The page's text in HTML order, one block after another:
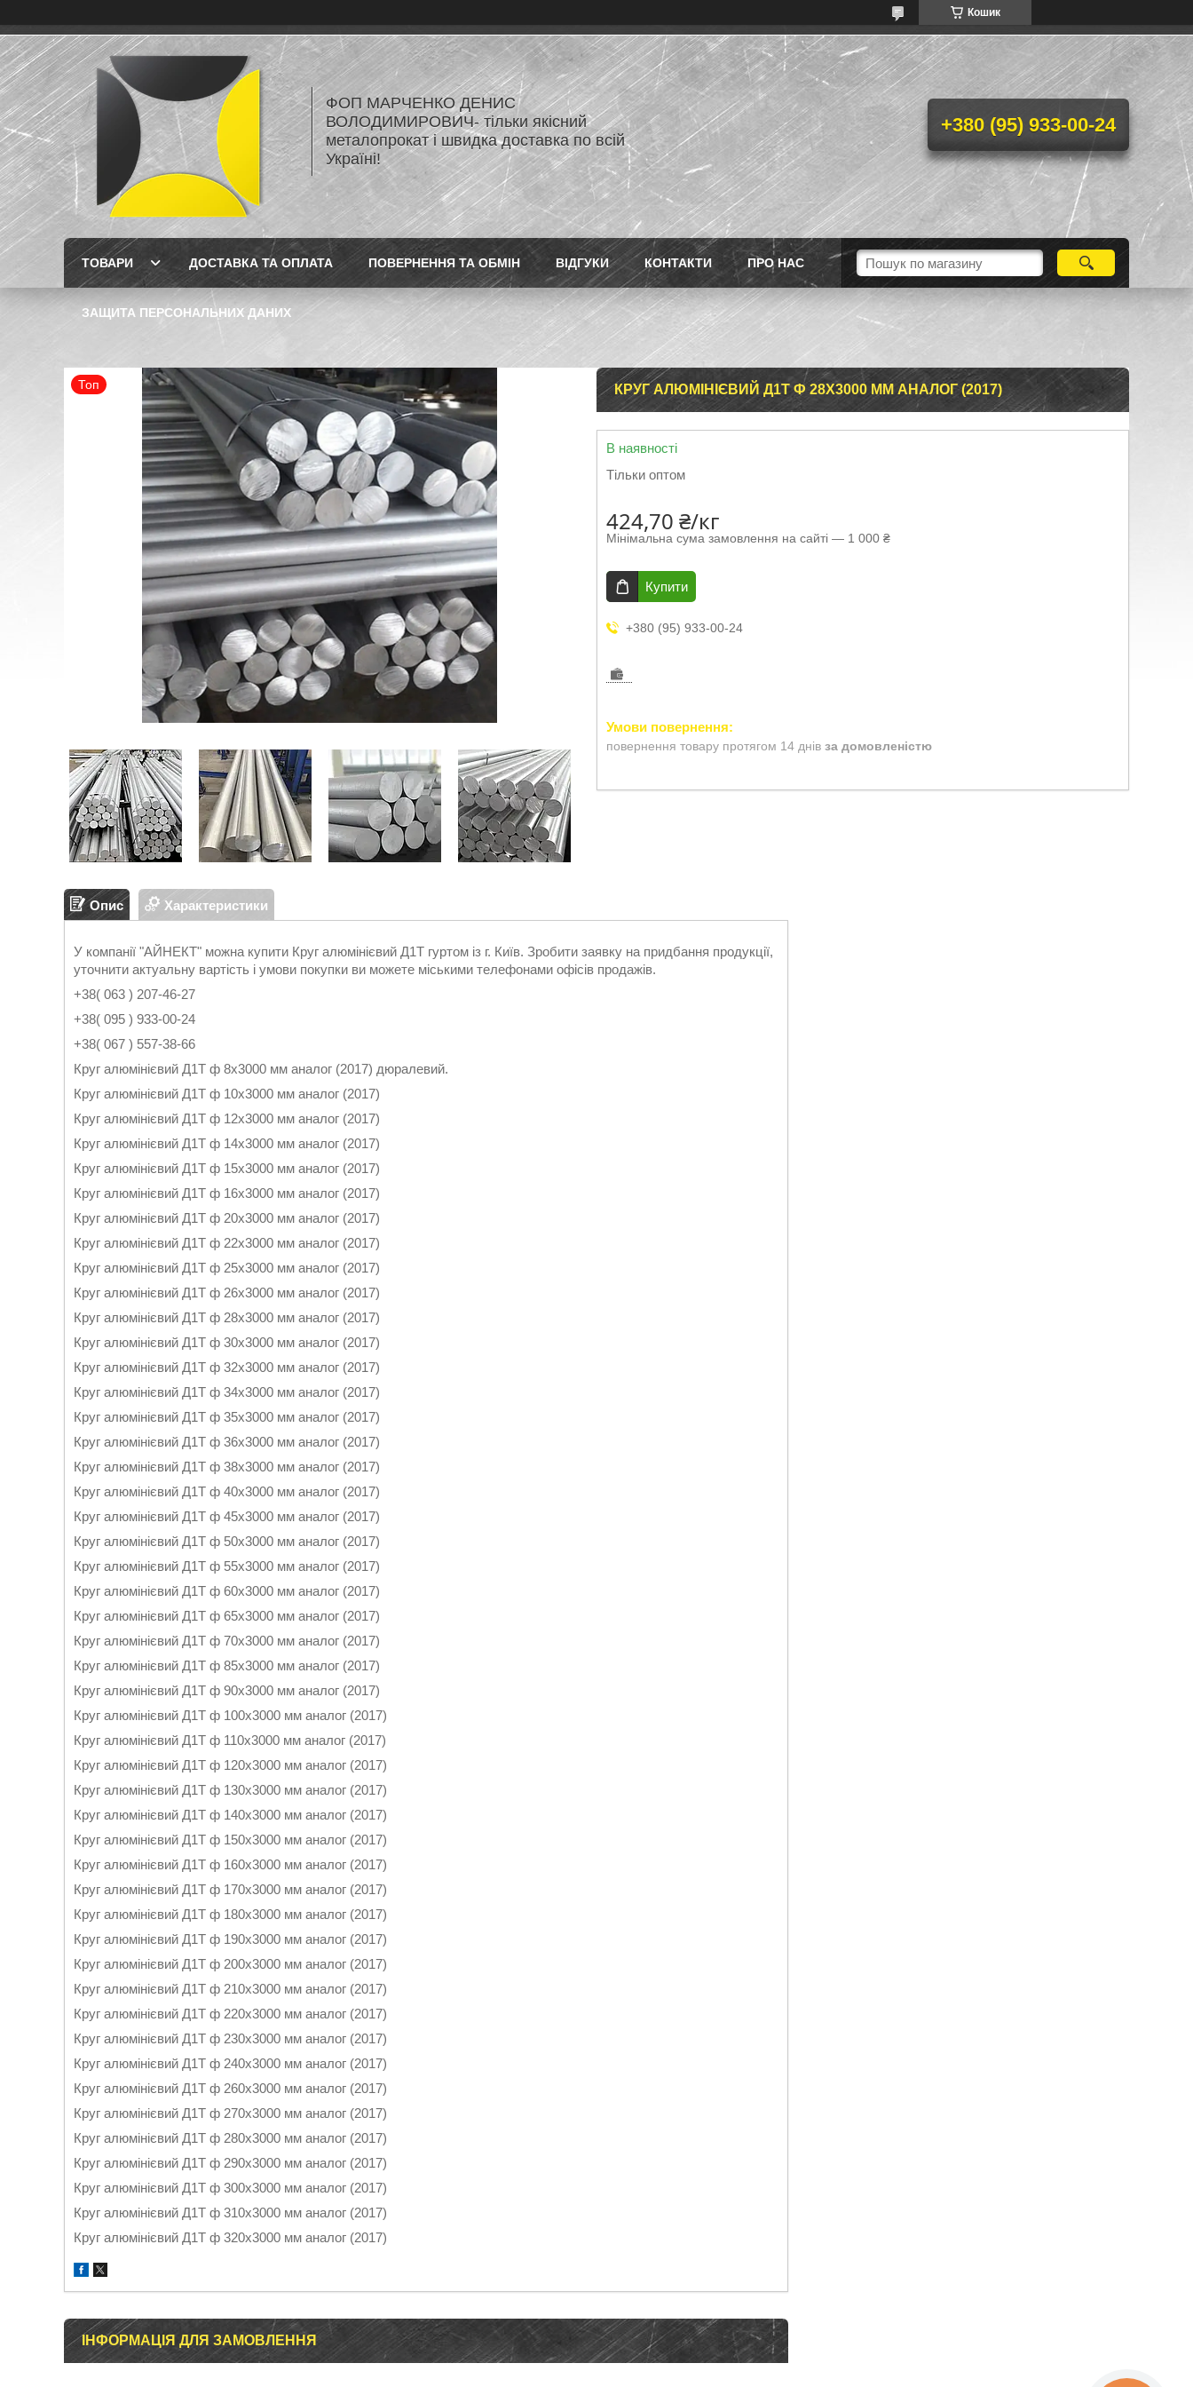
Кошик
ФОП МАРЧЕНКО ДЕНИС
ВОЛОДИМИРОВИЧ- тільки якісний
металопрокат і швидка доставка по всій
Україні!
+380 (95) 933-00-24
ТОВАРИ ДОСТАВКА ТА ОПЛАТА ПОВЕРНЕННЯ ТА ОБМІН ВІДГУКИ КОНТАКТИ ПРО НАС
ЗАЩИТА ПЕРСОНАЛЬНИХ ДАНИХ
Топ КРУГ АЛЮМІНІЄВИЙ Д1Т Ф 28Х3000 ММ АНАЛОГ (2017)
В наявності
Тільки оптом
424,70 ₴/кг
Мінімальна сума замовлення на сайті — 1 000 ₴
Купити
+380 (95) 933-00-24
повернення товару протягом 14 днів за домовленістю
Опис Характеристики
У компанії "АЙНЕКТ" можна купити Круг алюмінієвий Д1Т гуртом із г. Київ. Зробити заявку на придбання продукції,
уточнити актуальну вартість і умови покупки ви можете міськими телефонами офісів продажів.
+38( 063 ) 207-46-27
+38( 095 ) 933-00-24
+38( 067 ) 557-38-66
Круг алюмінієвий Д1Т ф 8х3000 мм аналог (2017) дюралевий.
Круг алюмінієвий Д1Т ф 10х3000 мм аналог (2017)
Круг алюмінієвий Д1Т ф 12х3000 мм аналог (2017)
Круг алюмінієвий Д1Т ф 14х3000 мм аналог (2017)
Круг алюмінієвий Д1Т ф 15х3000 мм аналог (2017)
Круг алюмінієвий Д1Т ф 16х3000 мм аналог (2017)
Круг алюмінієвий Д1Т ф 20х3000 мм аналог (2017)
Круг алюмінієвий Д1Т ф 22х3000 мм аналог (2017)
Круг алюмінієвий Д1Т ф 25х3000 мм аналог (2017)
Круг алюмінієвий Д1Т ф 26х3000 мм аналог (2017)
Круг алюмінієвий Д1Т ф 28х3000 мм аналог (2017)
Круг алюмінієвий Д1Т ф 30х3000 мм аналог (2017)
Круг алюмінієвий Д1Т ф 32х3000 мм аналог (2017)
Круг алюмінієвий Д1Т ф 34х3000 мм аналог (2017)
Круг алюмінієвий Д1Т ф 35х3000 мм аналог (2017)
Круг алюмінієвий Д1Т ф 36х3000 мм аналог (2017)
Круг алюмінієвий Д1Т ф 38х3000 мм аналог (2017)
Круг алюмінієвий Д1Т ф 40х3000 мм аналог (2017)
Круг алюмінієвий Д1Т ф 45х3000 мм аналог (2017)
Круг алюмінієвий Д1Т ф 50х3000 мм аналог (2017)
Круг алюмінієвий Д1Т ф 55х3000 мм аналог (2017)
Круг алюмінієвий Д1Т ф 60х3000 мм аналог (2017)
Круг алюмінієвий Д1Т ф 65х3000 мм аналог (2017)
Круг алюмінієвий Д1Т ф 70х3000 мм аналог (2017)
Круг алюмінієвий Д1Т ф 85х3000 мм аналог (2017)
Круг алюмінієвий Д1Т ф 90х3000 мм аналог (2017)
Круг алюмінієвий Д1Т ф 100х3000 мм аналог (2017)
Круг алюмінієвий Д1Т ф 110х3000 мм аналог (2017)
Круг алюмінієвий Д1Т ф 120х3000 мм аналог (2017)
Круг алюмінієвий Д1Т ф 130х3000 мм аналог (2017)
Круг алюмінієвий Д1Т ф 140х3000 мм аналог (2017)
Круг алюмінієвий Д1Т ф 150х3000 мм аналог (2017)
Круг алюмінієвий Д1Т ф 160х3000 мм аналог (2017)
Круг алюмінієвий Д1Т ф 170х3000 мм аналог (2017)
Круг алюмінієвий Д1Т ф 180х3000 мм аналог (2017)
Круг алюмінієвий Д1Т ф 190х3000 мм аналог (2017)
Круг алюмінієвий Д1Т ф 200х3000 мм аналог (2017)
Круг алюмінієвий Д1Т ф 210х3000 мм аналог (2017)
Круг алюмінієвий Д1Т ф 220х3000 мм аналог (2017)
Круг алюмінієвий Д1Т ф 230х3000 мм аналог (2017)
Круг алюмінієвий Д1Т ф 240х3000 мм аналог (2017)
Круг алюмінієвий Д1Т ф 260х3000 мм аналог (2017)
Круг алюмінієвий Д1Т ф 270х3000 мм аналог (2017)
Круг алюмінієвий Д1Т ф 280х3000 мм аналог (2017)
Круг алюмінієвий Д1Т ф 290х3000 мм аналог (2017)
Круг алюмінієвий Д1Т ф 300х3000 мм аналог (2017)
Круг алюмінієвий Д1Т ф 310х3000 мм аналог (2017)
Круг алюмінієвий Д1Т ф 320х3000 мм аналог (2017)
ІНФОРМАЦІЯ ДЛЯ ЗАМОВЛЕННЯ